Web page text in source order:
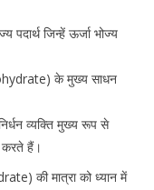
पदार्थ जिन्हें ऊर्जा भोज्य
के मुख्य साधन
व्यक्ति मुख्य रूप से
करते हैं।
की मात्रा को ध्यान में